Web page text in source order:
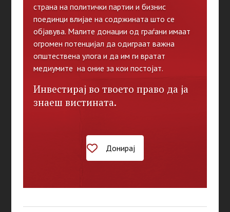
страна на политички партии и бизнис
поединци влијае на содржината што се
објавува. Малите донации од граѓани имаат
огромен потенцијал да одиграат важна
општествена улога и да им ги вратат
медиумите на оние за кои постојат.
Инвестирај во твоето право да ја
знаеш вистината.
Донирај